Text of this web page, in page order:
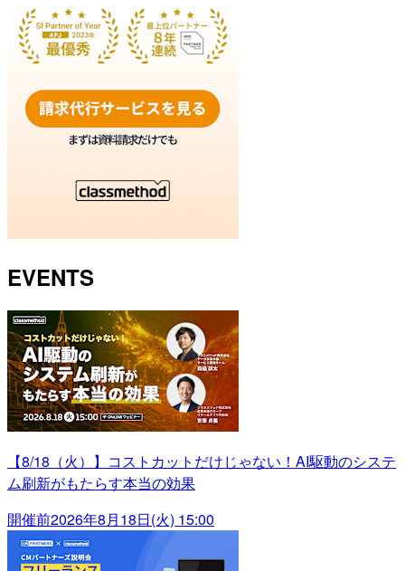
EVENTS
【8/18（火）】コストカットだけじゃない！AI駆動のシステ
ム刷新がもたらす本当の効果
開催前2026年8月18日(火) 15:00